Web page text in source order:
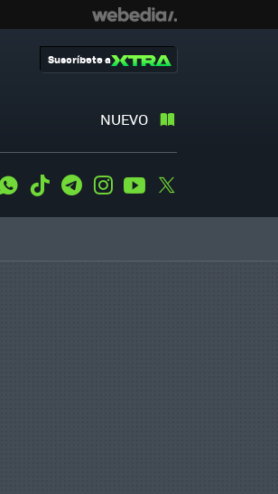
NUEVO
Suscríbete a
WhatsApp
Tiktok TelegramInstagramYoutube